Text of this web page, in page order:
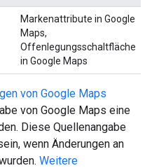
Markenattribute in Google
Maps,
Offenlegungsschaltfläche
in Google Maps
von Google Maps
von Google Maps eine
Diese Quellenangabe
wenn Änderungen an
Weitere